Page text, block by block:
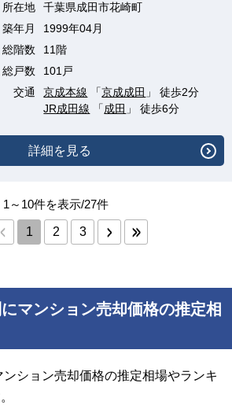
所在地
千葉県成田市花崎町
築年月
1999年04月
総階数
11階
総戸数
101戸
交通
京成本線 「京成成田 」 徒歩2分
JR成田線 「成田 」 徒歩6分
詳細を見る
1～10件を表示/27件
1 2 3
マンション売却価格の推定相
ション売却価格の推定相場やランキ